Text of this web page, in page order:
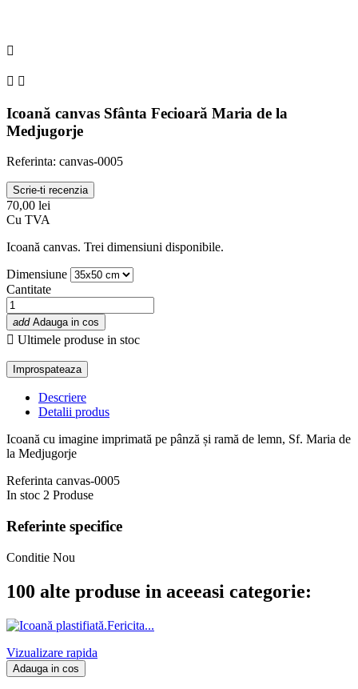

 
Icoană canvas Sfânta Fecioară Maria de la
Medjugorje
Referinta: canvas-0005
Scrie-ti recenzia
70,00 lei
Cu TVA
Icoană canvas. Trei dimensiuni disponibile.
Dimensiune
Cantitate
add Adauga in cos
 Ultimele produse in stoc
Descriere
Detalii produs
Icoană cu imagine imprimată pe pânză și ramă de lemn, Sf. Maria de
la Medjugorje
Referinta canvas-0005
In stoc 2 Produse
Referinte specifice
Conditie Nou
100 alte produse in aceeasi categorie:
Vizualizare rapida
Adauga in cos